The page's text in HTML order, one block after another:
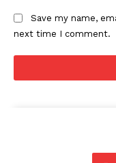
Save my name,
next time I comment.